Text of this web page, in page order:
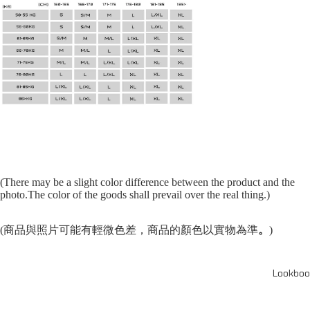
(There may be a slight color difference between the product and the
photo.The color of the goods shall prevail over the real thing.)
(商品與照片可能有輕微色差，商品的顏色以實物為準。 )